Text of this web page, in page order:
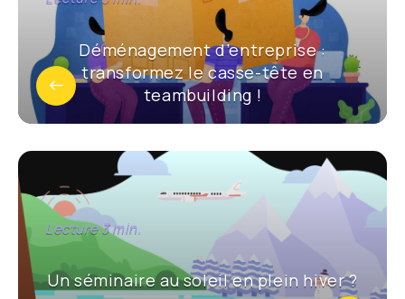
Déménagement d’entreprise :
transformez le casse-tête en
teambuilding !
Un séminaire au soleil en plein hiver ?